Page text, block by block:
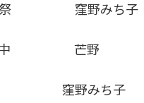
前夜祭 窪野みち子
戦時中 芒野
限大 窪野みち子